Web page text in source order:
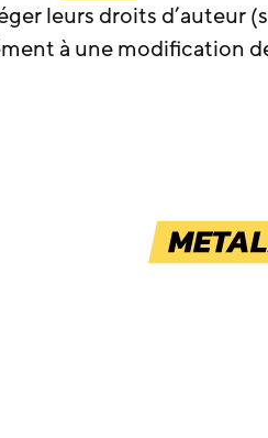
leurs droits d’auteur
à une modification